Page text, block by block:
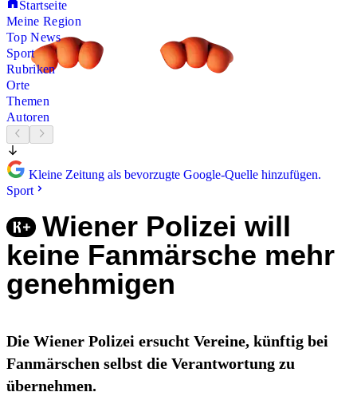
Startseite
Meine Region
Top News
Sport
Rubriken
Orte
Themen
Autoren
Kleine Zeitung als bevorzugte Google-Quelle hinzufügen.
Sport
Wiener Polizei will
keine Fanmärsche mehr
genehmigen
Die Wiener Polizei ersucht Vereine, künftig bei
Fanmärschen selbst die Verantwortung zu
übernehmen.